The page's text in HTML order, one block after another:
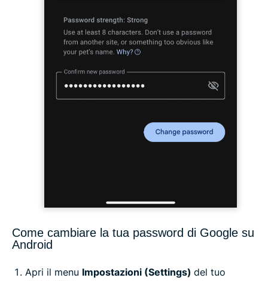
Come cambiare la tua password di Google su
Android
Apri il menu Impostazioni (Settings) del tuo